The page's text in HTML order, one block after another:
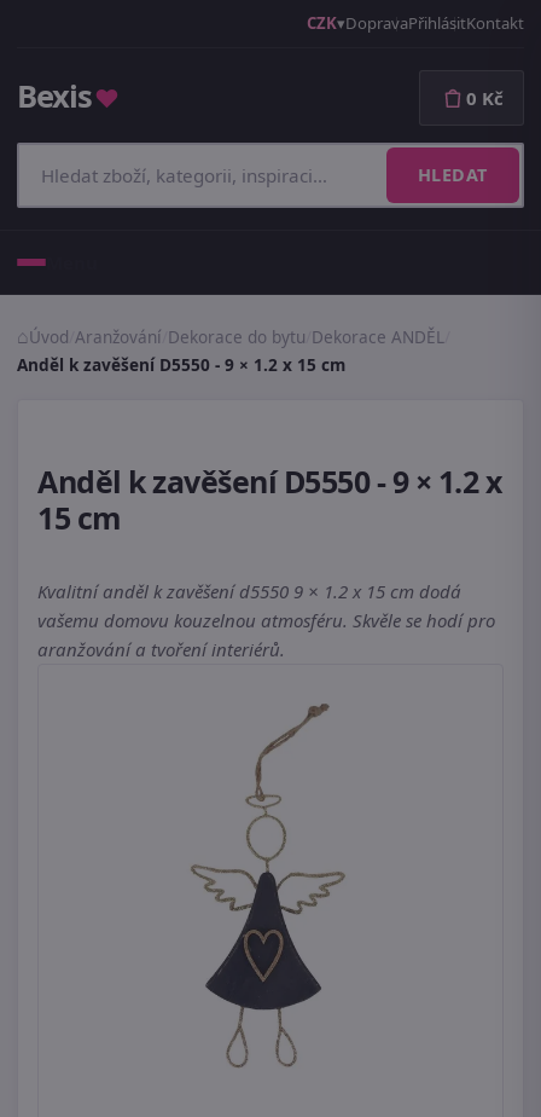
CZK DopravaPřihlásitKontakt
Bexis♥
HLEDAT
0 Kč
Úvod Aranžování Dekorace do bytu Dekorace ANDĚL
Anděl k zavěšení D5550 - 9 × 1.2 x 15 cm
Anděl k zavěšení D5550 - 9 × 1.2 x
15 cm
Kvalitní anděl k zavěšení d5550 9 × 1.2 x 15 cm dodá
vašemu domovu kouzelnou atmosféru. Skvěle se hodí pro
aranžování a tvoření interiérů.